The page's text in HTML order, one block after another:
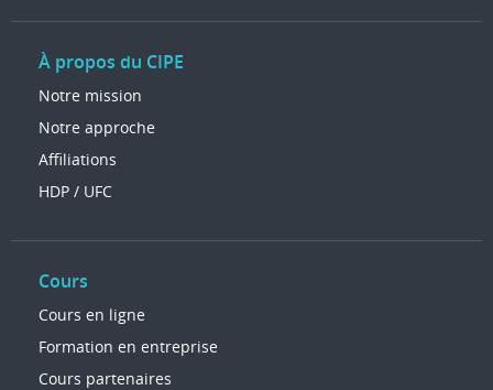
À propos du CIPE
Notre mission
Notre approche
Affiliations
HDP / UFC
Cours
Cours en ligne
Formation en entreprise
Cours partenaires